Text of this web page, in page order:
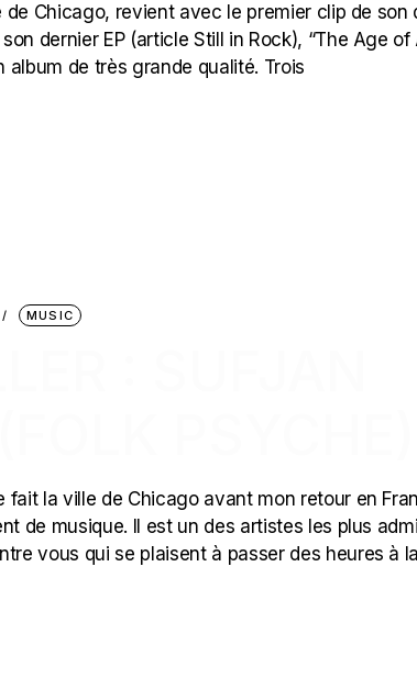
Chicago, revient avec le premier clip de son
dernier EP (article Still in Rock), “The Age of
album de très grande qualité. Trois
MUSIC
fait la ville de Chicago avant mon retour en
de musique. Il est un des artistes les plus
vous qui se plaisent à passer des heures à